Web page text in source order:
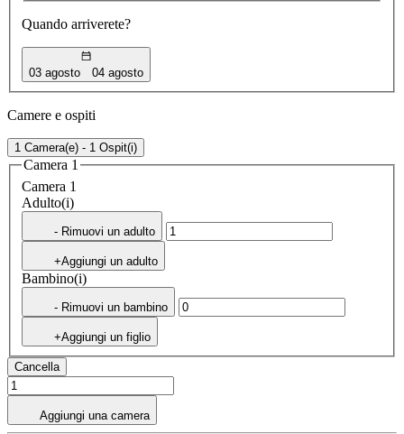
Quando arriverete?
03 agosto 04 agosto
Camere e ospiti
1 Camera(e) - 1 Ospit(i)
Camera 1
Camera 1
Adulto(i)
- Rimuovi un adulto
+Aggiungi un adulto
Bambino(i)
- Rimuovi un bambino
+Aggiungi un figlio
Cancella
Aggiungi una camera